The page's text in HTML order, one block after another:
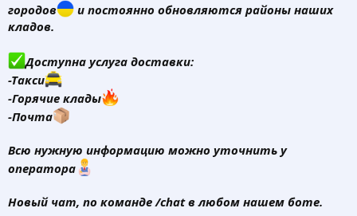
городов
и постоянно обновляются районы наших
кладов.
Доступна услуга доставки:
-Такси
-Горячие клады
-Почта
Всю нужную информацию можно уточнить у
оператора
Новый чат, по команде /chat в любом нашем боте.